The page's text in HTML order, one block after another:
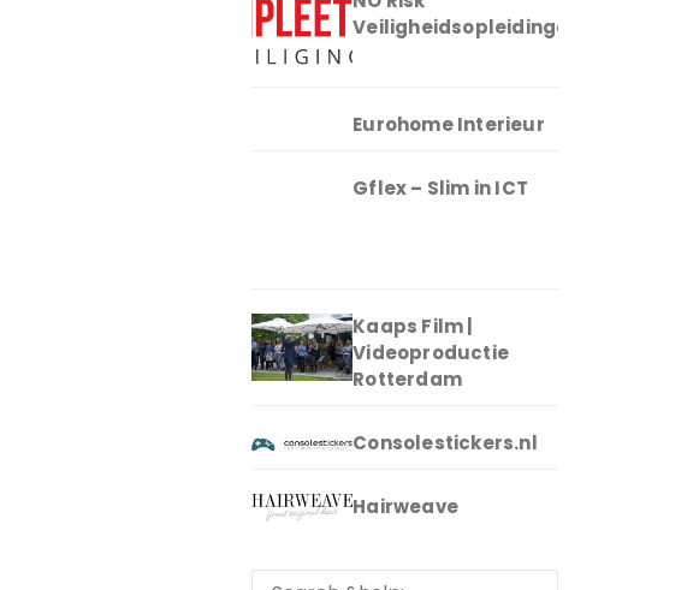
Veiligheidsopleidingen
Eurohome Interieur
Gflex – Slim in ICT
Kaaps Film |
Videoproductie
Rotterdam
Consolestickers.nl
Hairweave